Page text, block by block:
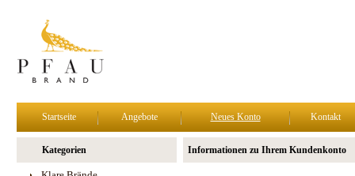
Startseite Angebote Neues Konto Kontakt
Kategorien Informationen zu Ihrem Kundenkonto